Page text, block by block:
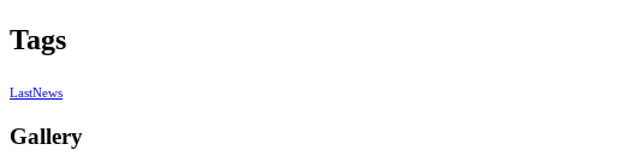
Tags
LastNews
Gallery